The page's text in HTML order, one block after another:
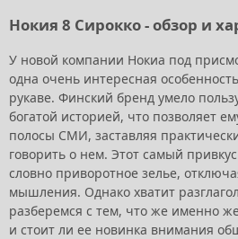
Нокия 8 Сирокко - обзор и
У новой компании Нокиа под
одна очень интересная
рукаве. Финский бренд умело
богатой историей, что позволяет
полосы СМИ, заставляя
говорить о нем. Этот самый
словно приворотное зелье,
мышления. Однако хватит
разберемся с тем, что же именно
и стоит ли ее новинка внимания